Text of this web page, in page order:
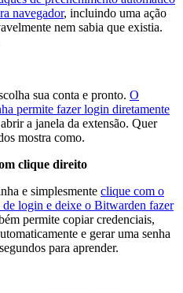
navegador, incluindo uma ação
nem sabia que existia.
sua conta e pronto. O
permite fazer login diretamente
a janela da extensão. Quer
mostra como.
clique direito
e simplesmente clique com o
login e deixe o Bitwarden fazer
permite copiar credenciais,
e gerar uma senha
para aprender.